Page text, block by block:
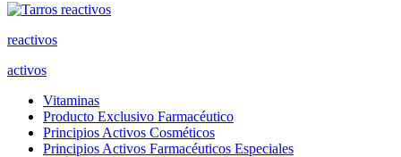
reactivos
activos
Vitaminas
Producto Exclusivo Farmacéutico
Principios Activos Cosméticos
Principios Activos Farmacéuticos Especiales